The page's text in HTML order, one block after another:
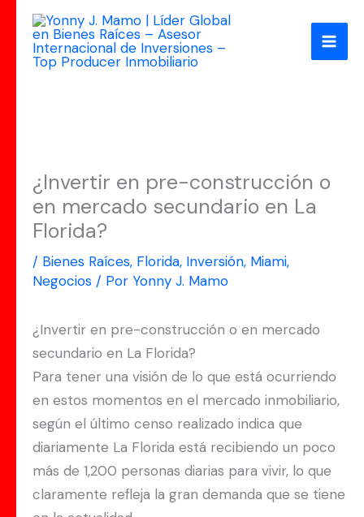
contenido
¿Invertir en pre-construcción o
en mercado secundario en La
Florida?
/ Bienes Raíces, Florida, Inversión, Miami,
Negocios / Por Yonny J. Mamo
¿Invertir en pre-construcción o en mercado
secundario en La Florida?
Para tener una visión de lo que está ocurriendo
en estos momentos en el mercado inmobiliario,
según el último censo realizado indica que
diariamente La Florida está recibiendo un poco
más de 1,200 personas diarias para vivir, lo que
claramente refleja la gran demanda que se tiene